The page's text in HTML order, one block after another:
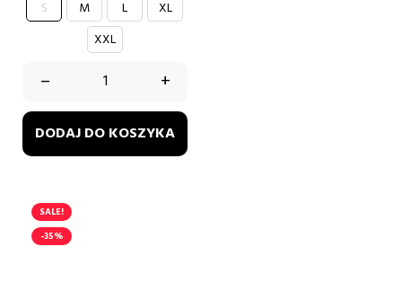
S M L
XL
XXL
– +
DODAJ DO KOSZYKA
SALE!
-35%